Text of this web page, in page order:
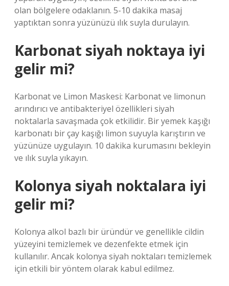
olan bölgelere odaklanın. 5-10 dakika masaj
yaptıktan sonra yüzünüzü ılık suyla durulayın.
Karbonat siyah noktaya iyi
gelir mi?
Karbonat ve Limon Maskesi: Karbonat ve limonun
arındırıcı ve antibakteriyel özellikleri siyah
noktalarla savaşmada çok etkilidir. Bir yemek kaşığı
karbonatı bir çay kaşığı limon suyuyla karıştırın ve
yüzünüze uygulayın. 10 dakika kurumasını bekleyin
ve ılık suyla yıkayın.
Kolonya siyah noktalara iyi
gelir mi?
Kolonya alkol bazlı bir üründür ve genellikle cildin
yüzeyini temizlemek ve dezenfekte etmek için
kullanılır. Ancak kolonya siyah noktaları temizlemek
için etkili bir yöntem olarak kabul edilmez.